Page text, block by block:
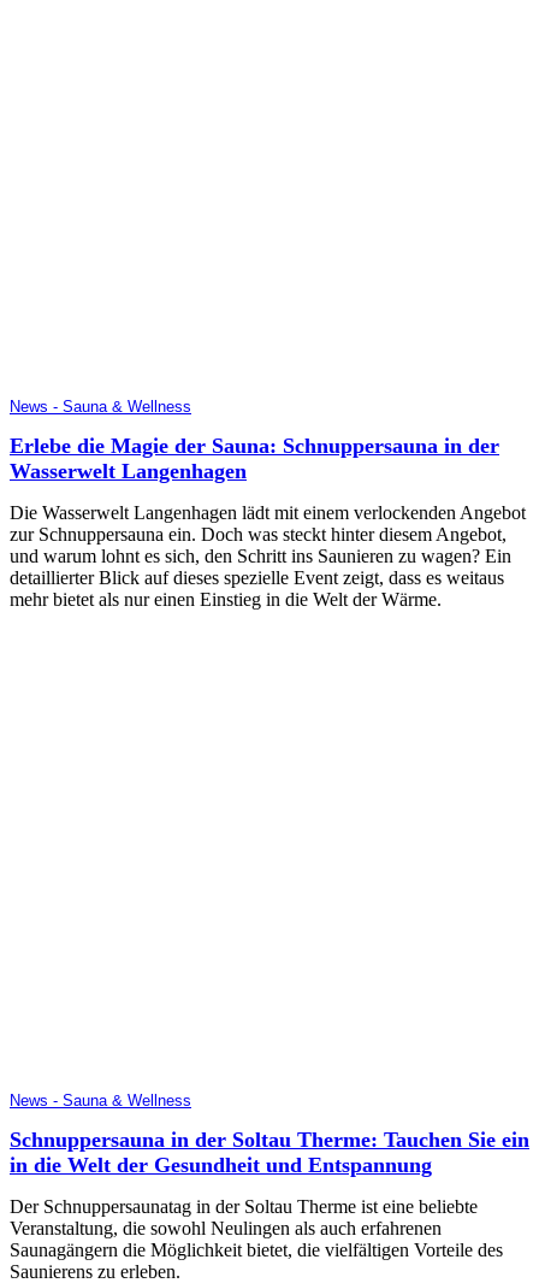
News - Sauna & Wellness
Erlebe die Magie der Sauna: Schnuppersauna in der
Wasserwelt Langenhagen
Die Wasserwelt Langenhagen lädt mit einem verlockenden Angebot
zur Schnuppersauna ein. Doch was steckt hinter diesem Angebot,
und warum lohnt es sich, den Schritt ins Saunieren zu wagen? Ein
detaillierter Blick auf dieses spezielle Event zeigt, dass es weitaus
mehr bietet als nur einen Einstieg in die Welt der Wärme.
News - Sauna & Wellness
Schnuppersauna in der Soltau Therme: Tauchen Sie ein
in die Welt der Gesundheit und Entspannung
Der Schnuppersaunatag in der Soltau Therme ist eine beliebte
Veranstaltung, die sowohl Neulingen als auch erfahrenen
Saunagängern die Möglichkeit bietet, die vielfältigen Vorteile des
Saunierens zu erleben.